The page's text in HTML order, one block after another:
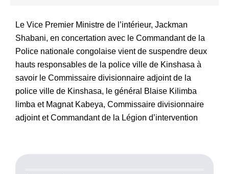
Le Vice Premier Ministre de l’intérieur, Jackman
Shabani, en concertation avec le Commandant de la
Police nationale congolaise vient de suspendre deux
hauts responsables de la police ville de Kinshasa à
savoir le Commissaire divisionnaire adjoint de la
police ville de Kinshasa, le général Blaise Kilimba
limba et Magnat Kabeya, Commissaire divisionnaire
adjoint et Commandant de la Légion d’intervention